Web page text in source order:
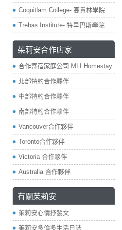
Coquitlam College- 高貴林學院
Trebas Institute- 特里巴斯學院
茱莉安合作店家
合作寄宿家庭公司 MLI Homestay
北部特約合作夥伴
中部特約合作夥伴
南部特約合作夥伴
Vancouver合作夥伴
Toronto合作夥伴
Victoria 合作夥伴
Australia 合作夥伴
有關茱莉安
茱莉安心情抒發文
茱莉安多倫多生活日誌